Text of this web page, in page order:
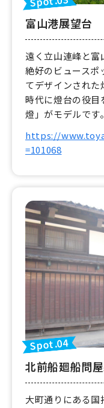
富山港展望台
遠く立山連峰と
絶好のビュースポ
てデザインされ
時代に燈台の役目
燈」がモデルです。
https://
=101068
Spot.04
北前船廻船問
大町通りにある